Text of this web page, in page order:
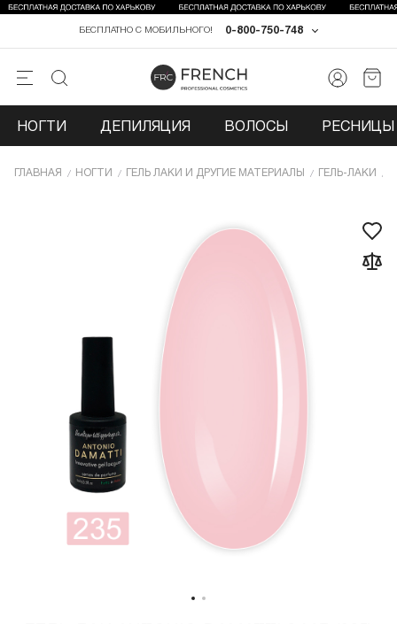
0-800-750-748
БЕСПЛАТНО С МОБИЛЬНОГО!
НОГТИ ДЕПИЛЯЦИЯ ВОЛОСЫ РЕСНИЦЫ
ГЛАВНАЯ НОГТИ ГЕЛЬ ЛАКИ И ДРУГИЕ МАТЕРИАЛЫ ГЕЛЬ-ЛАКИ